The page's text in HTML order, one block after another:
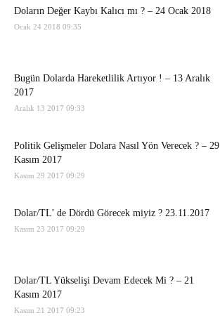
Doların Değer Kaybı Kalıcı mı ? – 24 Ocak 2018
Ocak 24 2018 09:35
Bugün Dolarda Hareketlilik Artıyor ! – 13 Aralık
2017
Aralık 13 2017 09:33
Politik Gelişmeler Dolara Nasıl Yön Verecek ? – 29
Kasım 2017
Kasım 29 2017 09:29
Dolar/TL’ de Dördü Görecek miyiz ? 23.11.2017
Kasım 23 2017 09:29
Dolar/TL Yükselişi Devam Edecek Mi ? – 21
Kasım 2017
Kasım 21 2017 09:23